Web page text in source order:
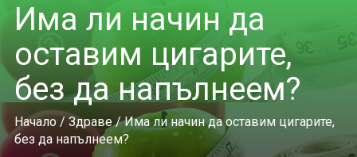
Има ли начин да
оставим цигарите,
без да напълнеем?
Начало/Здраве/ Има ли начин да оставим цигарите,
без да напълнеем?